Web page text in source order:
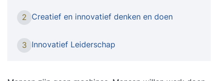
in deze tijd. Creatief denken, het vermogen om
werkgevers steeds vaker als waardevolle
voren verwachten ze dat medewerkers hun frisse
2 Creatief en innovatief denken en doen
3 Innovatief Leiderschap